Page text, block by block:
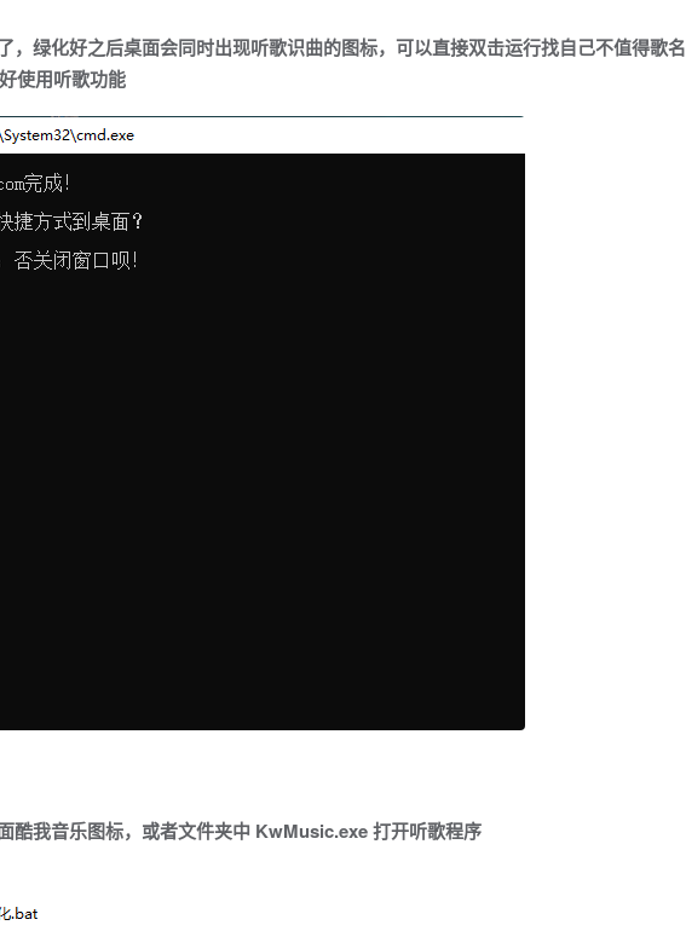
，绿化好之后桌面会同时出现听歌识曲的图标，可以直接双击运行找自己不值得歌名
使用听歌功能
酷我音乐图标，或者文件夹中 KwMusic.exe 打开听歌程序